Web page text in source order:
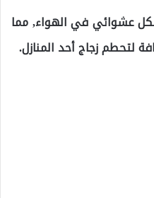
عشوائي في الهواء, مما
لتحطم زجاج أحد المنازل.